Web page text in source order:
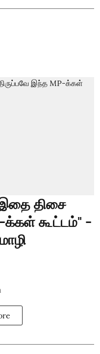
திசை
க்கள் கூட்டம்" -